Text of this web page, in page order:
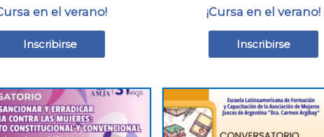
en el verano!
Inscribirse
¡Cursa en el verano!
Inscribirse
Este
producto
tiene
Este
producto
tiene